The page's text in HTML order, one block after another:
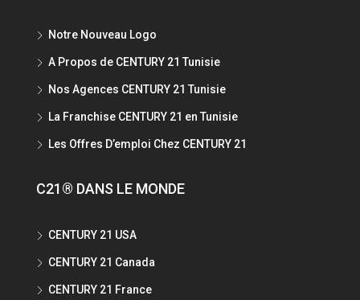
Notre Nouveau Logo
A Propos de CENTURY 21 Tunisie
Nos Agences CENTURY 21 Tunisie
La Franchise CENTURY 21 en Tunisie
Les Offres D’emploi Chez CENTURY 21
C21® DANS LE MONDE
CENTURY 21 USA
CENTURY 21 Canada
CENTURY 21 France